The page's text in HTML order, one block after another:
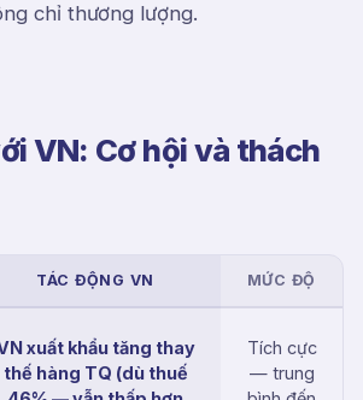
chỉ thương lượng.
VN: Cơ hội và thách
TÁC ĐỘNG VN MỨC ĐỘ
xuất khẩu tăng thay
thế hàng TQ (dù thuế
Tích cực
— trung